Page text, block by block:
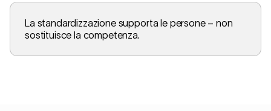
La standardizzazione supporta le persone – non
sostituisce la competenza.